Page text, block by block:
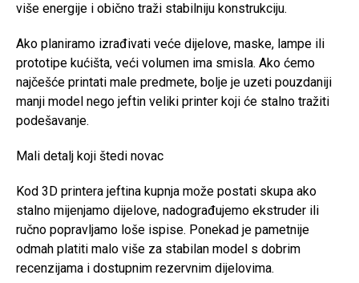
više energije i obično traži stabilniju konstrukciju.
Ako planiramo izrađivati veće dijelove, maske, lampe ili
prototipe kućišta, veći volumen ima smisla. Ako ćemo
najčešće printati male predmete, bolje je uzeti pouzdaniji
manji model nego jeftin veliki printer koji će stalno tražiti
podešavanje.
Mali detalj koji štedi novac
Kod 3D printera jeftina kupnja može postati skupa ako
stalno mijenjamo dijelove, nadograđujemo ekstruder ili
ručno popravljamo loše ispise. Ponekad je pametnije
odmah platiti malo više za stabilan model s dobrim
recenzijama i dostupnim rezervnim dijelovima.